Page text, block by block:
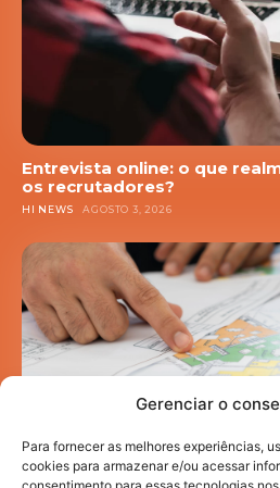
Gerenciar o
Para fornecer as melhores experiências,
cookies para armazenar e/ou acessar
Entrevista online: o que
os recrutadores?
HI NEWS AGOSTO 3, 2026